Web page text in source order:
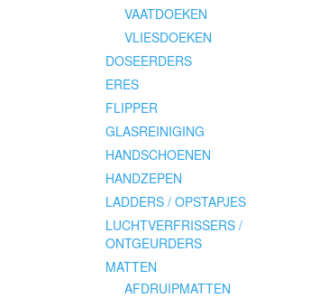
VAATDOEKEN
VLIESDOEKEN
DOSEERDERS
ERES
FLIPPER
GLASREINIGING
HANDSCHOENEN
HANDZEPEN
LADDERS / OPSTAPJES
LUCHTVERFRISSERS /
ONTGEURDERS
MATTEN
AFDRUIPMATTEN